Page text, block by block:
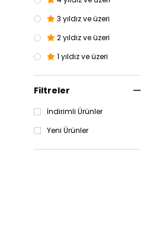
3 yıldız ve üzeri
2 yıldız ve üzeri
1 yıldız ve üzeri
Filtreler
İndirimli Ürünler
Yeni Ürünler